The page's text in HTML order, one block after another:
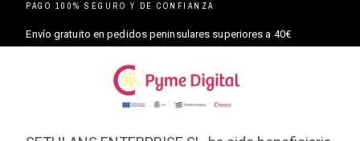
PAGO 100% SEGURO Y DE CONFIANZA
Envío gratuito en pedidos peninsulares superiores a 40€